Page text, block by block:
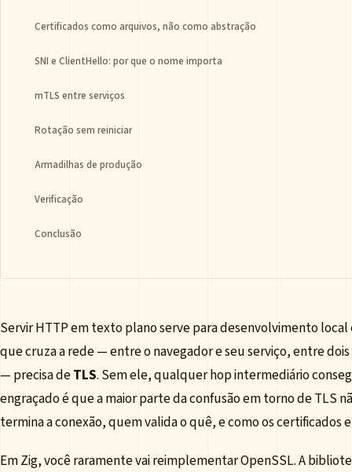
Certificados como arquivos, não como abstração
SNI e ClientHello: por que o nome importa
mTLS entre serviços
Rotação sem reiniciar
Armadilhas de produção
Verificação
Conclusão
Servir HTTP em texto plano serve para desenvolvimento
que cruza a rede — entre o navegador e seu serviço, entre
— precisa deTLS. Sem ele, qualquer hop intermediário
engraçado é que a maior parte da confusão em torno de TLS
termina a conexão, quem valida o quê, e como os certificados
Em Zig, você raramente vai reimplementar OpenSSL. A